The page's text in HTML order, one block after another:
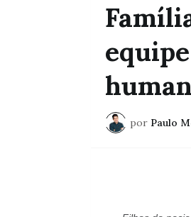
por Paulo